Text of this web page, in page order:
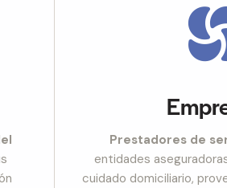
Prestadores de
entidades
cuidado domiciliario,